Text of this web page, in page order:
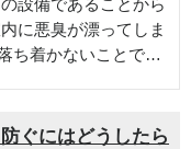
設備であることから
に悪臭が漂ってしま
ち着かないことで…
ぐにはどうしたら